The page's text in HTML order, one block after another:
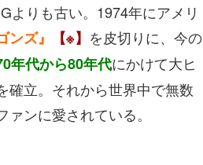
よりも古い。1974年にアメリ
ンズ』 【※】 を皮切りに、今の
年代から80年代にかけて大ヒ
確立。それから世界中で無数
ンに愛されている。